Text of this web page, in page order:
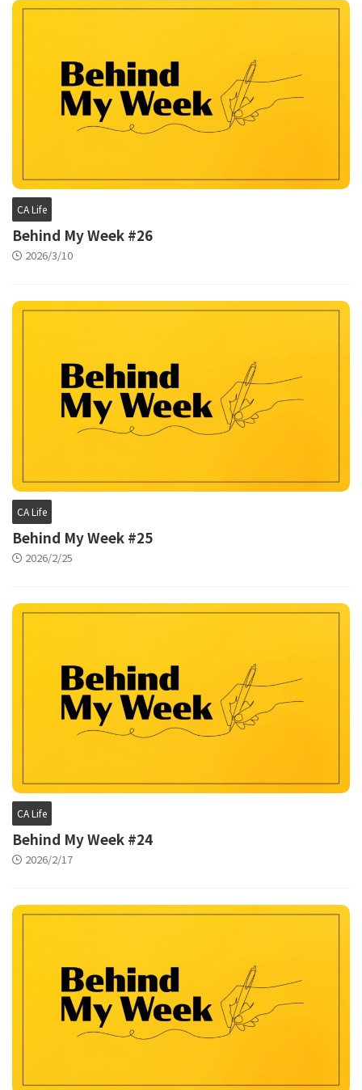
CA Life
Behind My Week #26
2026/3/10
CA Life
Behind My Week #25
2026/2/25
CA Life
Behind My Week #24
2026/2/17